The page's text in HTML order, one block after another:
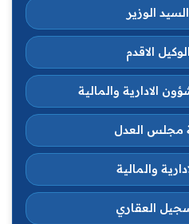
الوزير
الاقدم
الادارية والمالية
مجلس العدل
والمالية
العقاري